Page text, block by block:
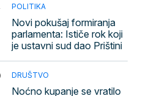
POLITIKA
Novi pokušaj formiranja
parlamenta: Ističe rok koji
je ustavni sud dao Prištini
DRUŠTVO
Noćno kupanje se vratilo